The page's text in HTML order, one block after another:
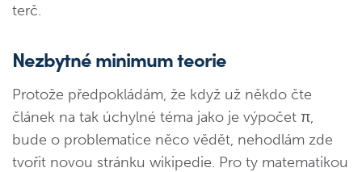
terč.
Nezbytné minimum teorie
Protože předpokládám, že když už někdo čte
článek na tak úchylné téma jako je výpočet π,
bude o problematice něco vědět, nehodlám zde
tvořit novou stránku wikipedie. Pro ty matematikou